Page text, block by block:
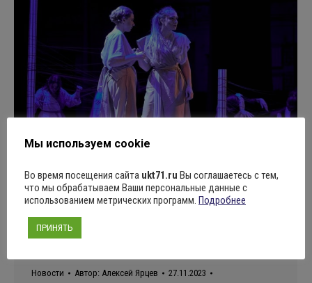
УНИКАЛЬНЫЙ СПЕКТАЛЬ “ТЕЗЕЙ ”
от Театр-студия “МЮСЛИ” и его
Новости Автор: Алексей Ярцев
27.11.2023
Мы используем cookie
Во время посещения сайта ukt71.ru Вы соглашаетесь с тем,
что мы обрабатываем Ваши персональные данные с
использованием метрических программ. Подробнее
ПРИНЯТЬ